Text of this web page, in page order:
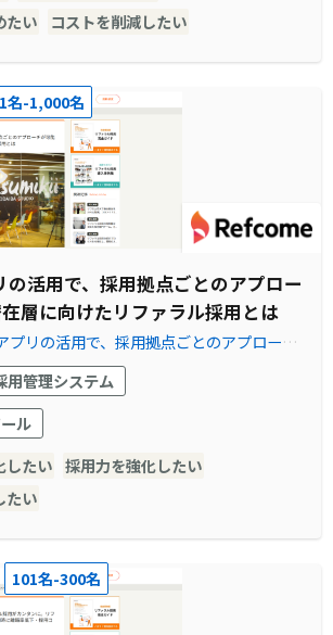
たい
コストを削減したい
名-1,000名
活用で、採用拠点ごとのアプロー
層に向けたリファラル採用とは
プリの活用で、採用拠点ごとのアプローチ
けたリファラル採用とは | Refcome (リフ
を見える化し、共にカイゼンする伴走型サ
用管理システム
ル
したい 採用力を強化したい
たい
101名-300名